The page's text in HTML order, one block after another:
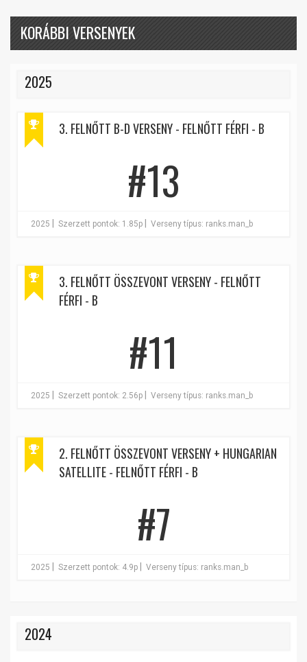
KORÁBBI VERSENYEK
2025
3. FELNŐTT B-D VERSENY - FELNŐTT FÉRFI - B
#13
2025 Szerzett pontok: 1.85p Verseny típus: ranks.man_b
3. FELNŐTT ÖSSZEVONT VERSENY - FELNŐTT
FÉRFI - B
#11
2025 Szerzett pontok: 2.56p Verseny típus: ranks.man_b
2. FELNŐTT ÖSSZEVONT VERSENY + HUNGARIAN
SATELLITE - FELNŐTT FÉRFI - B
#7
2025 Szerzett pontok: 4.9p Verseny típus: ranks.man_b
2024